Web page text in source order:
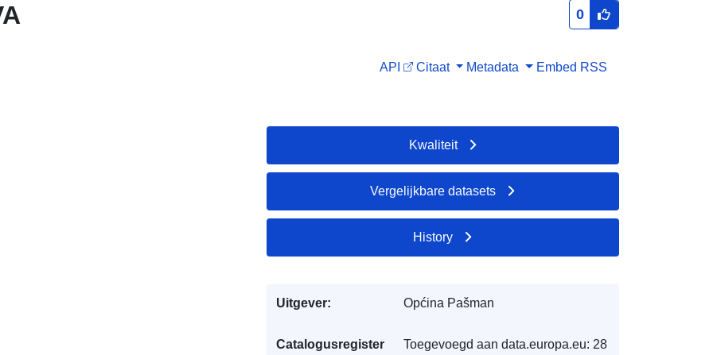
0
API Citaat Metadata Embed RSS
Kwaliteit
Vergelijkbare datasets
History
Uitgever: Općina Pašman
Catalogusregister
Toegevoegd aan data.europa.eu: 28